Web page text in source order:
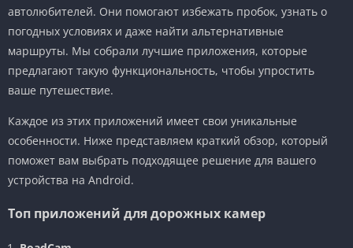
автолюбителей. Они помогают избежать пробок, узнать о
погодных условиях и даже найти альтернативные
маршруты. Мы собрали лучшие приложения, которые
предлагают такую функциональность, чтобы упростить
ваше путешествие.
Каждое из этих приложений имеет свои уникальные
особенности. Ниже представляем краткий обзор, который
поможет вам выбрать подходящее решение для вашего
устройства на Android.
Топ приложений для дорожных камер